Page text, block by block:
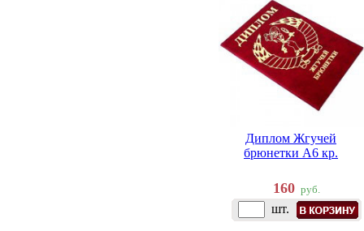
Диплом Жгучей
брюнетки A6 кр.
160 руб.
шт.